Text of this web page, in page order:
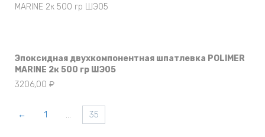
Эпоксидная двухкомпонентная шпатлевка POLIMER
MARINE 2к 500 гр ШЭ05
3206,00 ₽
← 1 … 35